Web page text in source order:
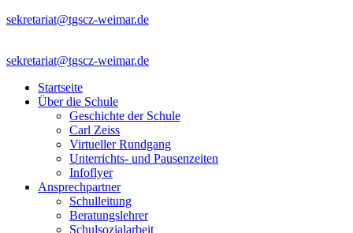
sekretariat@tgscz-weimar.de
sekretariat@tgscz-weimar.de
Startseite
Über die Schule
Geschichte der Schule
Carl Zeiss
Virtueller Rundgang
Unterrichts- und Pausenzeiten
Infoflyer
Ansprechpartner
Schulleitung
Beratungslehrer
Schulsozialarbeit